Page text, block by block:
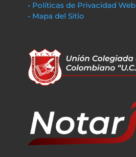
• Políticas de Privacidad Web
• Mapa del Sitio